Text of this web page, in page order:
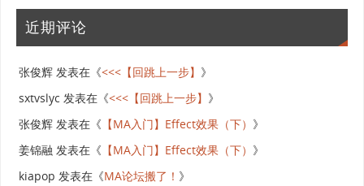
近期评论
张俊辉发表在《<<<【回跳上一步】 》
sxtvslyc 发表在《<<<【回跳上一步】 》
张俊辉发表在《 【MA入门】Effect效果（下） 》
姜锦融 发表在《 【MA入门】Effect效果（下） 》
kiapop 发表在《MA论坛搬了！ 》